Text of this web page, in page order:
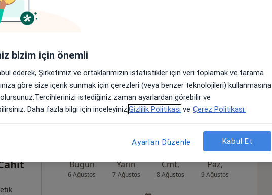
Şişli • Harita
Randevu talep et
Bugün
6 Ağustos
Yarın
7 Ağustos
Cmt,
8 Ağustos
Paz,
9 Ağustos
Pzt,
bizim için önemli
ederek, Şirketimiz ve ortaklarımızın istatistikler için veri toplamak ve tarama
göre size içerik sunmak için çerezleri (veya benzer teknolojileri) kullanmasına
istediğiniz zaman ayarlardan görebilir ve
Daha fazla bilgi için inceleyiniz,Gizlilik Politikası ve Çerez Politikası.
Ayarları Düzenle Kabul Et